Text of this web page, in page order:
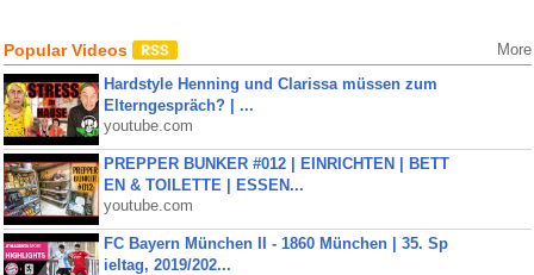
Popular Videos More
Hardstyle Henning und Clarissa müssen zum
Elterngespräch? | ...
youtube.com
PREPPER BUNKER #012 | EINRICHTEN | BETT
EN & TOILETTE | ESSEN...
youtube.com
FC Bayern München II - 1860 München | 35. Sp
ieltag, 2019/202...